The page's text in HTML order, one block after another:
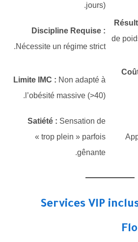
jours).
de
Discipline Requise :
Nécessite un régime strict.
Limite IMC : Non adapté à
l’obésité massive (>40).
Satiété : Sensation de
« trop plein » parfois
gênante.
Services VIP